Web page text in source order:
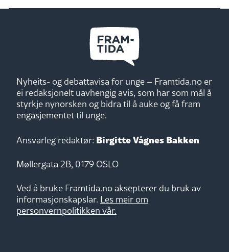
Nyheits- og debattavisa for unge – Framtida.no er
ei redaksjonelt uavhengig avis, som har som mål å
styrkje nynorsken og bidra til å auke og få fram
engasjementet til unge.
Ansvarleg redaktør: Birgitte Vågnes Bakken
Møllergata 2B, 0179 OSLO
Ved å bruke Framtida.no aksepterer du bruk av
informasjonskapslar. Les meir om
personvernpolitikken vår.